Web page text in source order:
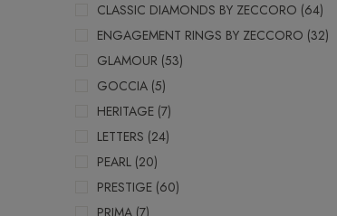
CLASSIC DIAMONDS BY ZECCORO (64)
ENGAGEMENT RINGS BY ZECCORO (32)
GLAMOUR (53)
GOCCIA (5)
HERITAGE (7)
LETTERS (24)
PEARL (20)
PRESTIGE (60)
PRIMA (7)